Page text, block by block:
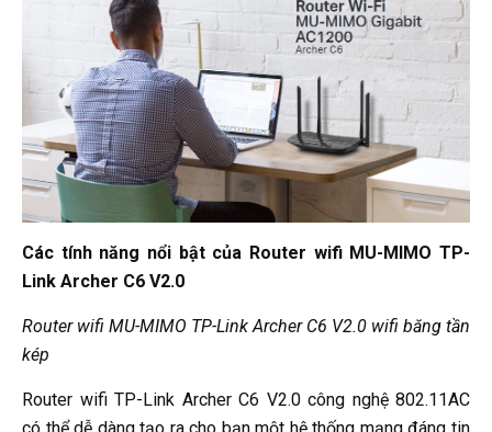
Các tính năng nổi bật của Router wifi MU-MIMO TP-
Link Archer C6 V2.0
Router wifi MU-MIMO TP-Link Archer C6 V2.0 wifi băng tần
kép
Router wifi TP-Link Archer C6 V2.0 công nghệ 802.11AC